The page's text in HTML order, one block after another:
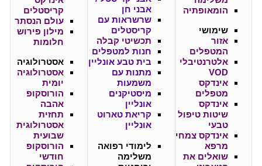
הומאופתיה
שימושי
אזור
המטפלים
אלטרנטיבלי
VOD
אינדקס
מטפלים
אינדקס
שיטות טיפול
טבעי
אינדקס צמחי
מרפא
שואלים את
אבני חן
שרשראות עם
קריסטלים
תכשיטי קבלה
חנות למטפלים
בית טבע אונליין
מתנות עם
משמעות
מיסטיקנים
אונליין
קריאת טארוט
אונליין
לימודי רפואה
משלימה
קריסטלים
עולם הנסתר
מילון פירוש
חלומות
אסטרולוגיה
אסטרולוגיה
יומית
הורוסקופ
אהבה
תחזית
אסטרולוגית
שבועית
הורוסקופ
חודשי